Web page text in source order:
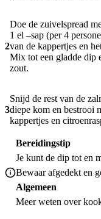
2
Doe de zuivelspread
1 el –sap (per 4
van de kappertjes en
Mix tot een gladde dip
zout.
3
Snijd de rest van de
diepe kom en bestrooi
kappertjes en
Bereidingstip
Je kunt de dip tot en
Bewaar afgedekt en
Algemeen
Meer weten over